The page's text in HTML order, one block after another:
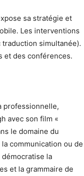
sa stratégie et
Les interventions
simultanée).
et des conférences.
professionnelle,
avec son film «
le domaine du
communication ou de
démocratise la
et la grammaire de